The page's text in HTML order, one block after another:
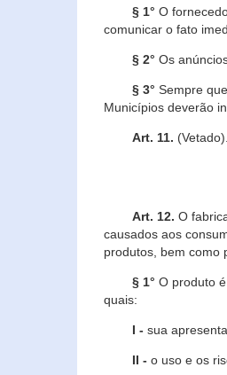
§ 1° O
comunicar o fato
§ 2° Os
§ 3° Sempre
Municípios deverão
Art. 11. (Vetado).
Art. 12. O
causados aos
produtos, bem como
§ 1° O produto
quais:
I - sua
II - o uso e os